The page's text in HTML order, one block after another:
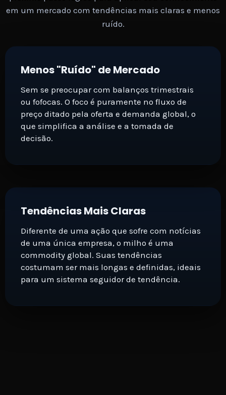
em um mercado com tendências mais claras e menos
ruído.
Tendências Mais Claras
Diferente de uma ação que sofre com notícias
de uma única empresa, o milho é uma
commodity global. Suas tendências
costumam ser mais longas e definidas, ideais
para um sistema seguidor de tendência.
Menos "Ruído" de Mercado
Sem se preocupar com balanços trimestrais
ou fofocas. O foco é puramente no fluxo de
preço ditado pela oferta e demanda global, o
que simplifica a análise e a tomada de
decisão.